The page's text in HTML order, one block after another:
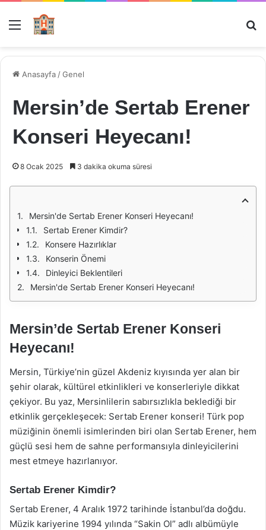
Menü
Anasayfa /Genel
Mersin’de Sertab Erener
Konseri Heyecanı!
8 Ocak 2025 3 dakika okuma süresi
Mersin'de Sertab Erener Konseri Heyecanı!
Sertab Erener Kimdir?
Konsere Hazırlıklar
Konserin Önemi
Dinleyici Beklentileri
Mersin'de Sertab Erener Konseri Heyecanı!
Mersin’de Sertab Erener Konseri
Heyecanı!
Mersin, Türkiye’nin güzel Akdeniz kıyısında yer alan bir
şehir olarak, kültürel etkinlikleri ve konserleriyle dikkat
çekiyor. Bu yaz, Mersinlilerin sabırsızlıkla beklediği bir
etkinlik gerçekleşecek: Sertab Erener konseri! Türk pop
müziğinin önemli isimlerinden biri olan Sertab Erener, hem
güçlü sesi hem de sahne performansıyla dinleyicilerini
mest etmeye hazırlanıyor.
Sertab Erener Kimdir?
Sertab Erener, 4 Aralık 1972 tarihinde İstanbul’da doğdu.
Müzik kariyerine 1994 yılında “Sakin Ol” adlı albümüyle